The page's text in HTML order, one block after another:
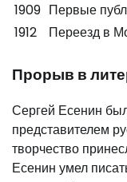
1909 Первые
1912
Переезд в
Прорыв в
Сергей Есенин
представителем
творчество
Есенин умел